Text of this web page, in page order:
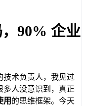
，90% 企业
技术负责人，我见过
多人没意识到，真正
用 的思维框架。今天